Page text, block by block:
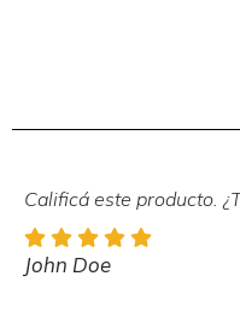
Calificá este producto.
John Doe